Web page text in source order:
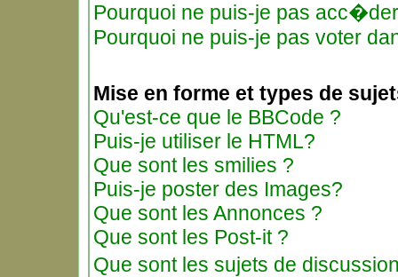
Pourquoi ne puis-je pas
Pourquoi ne puis-je pas voter
Mise en forme et types de
Qu'est-ce que le BBCode ?
Puis-je utiliser le HTML?
Que sont les smilies ?
Puis-je poster des Images?
Que sont les Annonces ?
Que sont les Post-it ?
Que sont les sujets de